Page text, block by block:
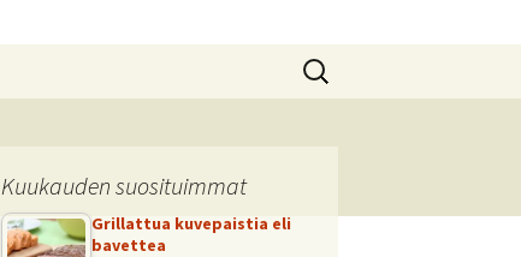
Haku:
Kuukauden suosituimmat
Grillattua kuvepaistia eli
bavettea